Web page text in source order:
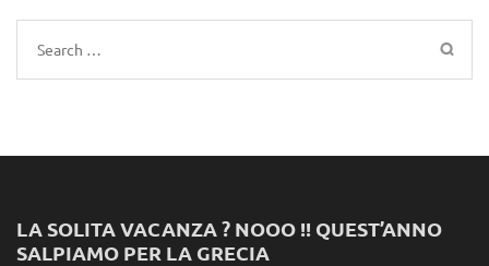
Search
for:
LA SOLITA VACANZA ? NOOO !! QUEST’ANNO
SALPIAMO PER LA GRECIA